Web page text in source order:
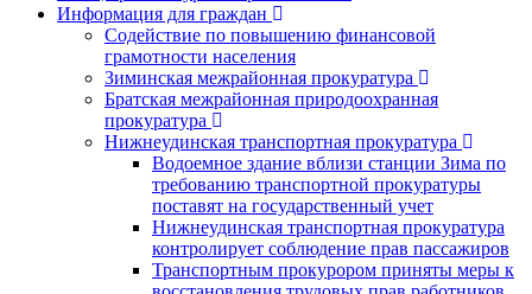
Информация для граждан
Содействие по повышению финансовой
грамотности населения
Зиминская межрайонная прокуратура
Братская межрайонная природоохранная
прокуратура
Нижнеудинская транспортная прокуратура
Водоемное здание вблизи станции Зима по
требованию транспортной прокуратуры
поставят на государственный учет
Нижнеудинская транспортная прокуратура
контролирует соблюдение прав пассажиров
Транспортным прокурором приняты меры к